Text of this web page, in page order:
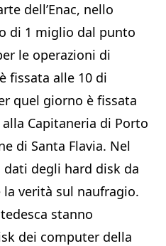
dell’Enac, nello
di 1 miglio dal punto
le operazioni di
fissata alle 10 di
quel giorno è fissata
Capitaneria di Porto
di Santa Flavia. Nel
degli hard disk da
verità sul naufragio.
stanno
dei computer della